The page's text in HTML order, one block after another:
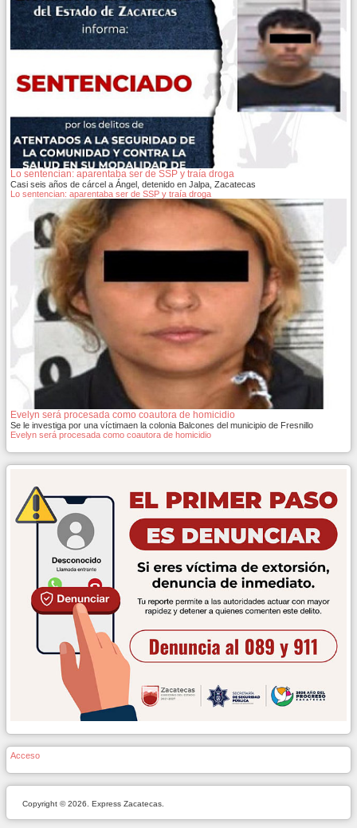
Lo sentencian: aparentaba ser de SSP y traía droga
Casi seis años de cárcel a Ángel, detenido en Jalpa, Zacatecas
Lo sentencian: aparentaba ser de SSP y traía droga
Evelyn será procesada como coautora de homicidio
Se le investiga por una víctimaen la colonia Balcones del municipio de Fresnillo
Evelyn será procesada como coautora de homicidio
Acceso
Copyright © 2026. Express Zacatecas.